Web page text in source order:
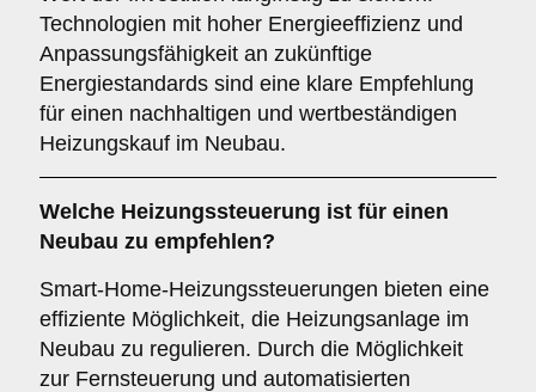
Technologien mit hoher Energieeffizienz und
Anpassungsfähigkeit an zukünftige
Energiestandards sind eine klare Empfehlung
für einen nachhaltigen und wertbeständigen
Heizungskauf im Neubau.
Welche Heizungssteuerung ist für einen
Neubau zu empfehlen?
Smart-Home-Heizungssteuerungen bieten eine
effiziente Möglichkeit, die Heizungsanlage im
Neubau zu regulieren. Durch die Möglichkeit
zur Fernsteuerung und automatisierten